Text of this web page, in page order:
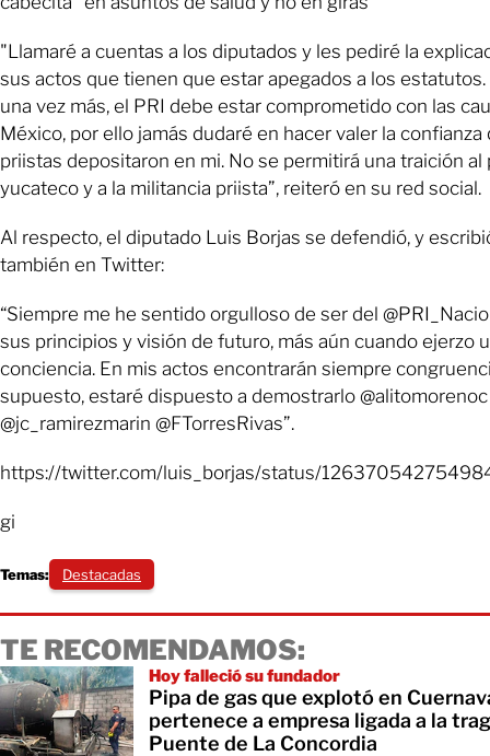
"Llamaré a cuentas a los diputados y les pediré la
sus actos que tienen que estar apegados a los
una vez más, el PRI debe estar comprometido con las
México, por ello jamás dudaré en hacer valer la confianza
priistas depositaron en mi. No se permitirá una traición al
yucateco y a la militancia priista”, reiteró en su red social.
Al respecto, el diputado Luis Borjas se defendió, y
también en Twitter:
“Siempre me he sentido orgulloso de ser del
sus principios y visión de futuro, más aún cuando ejerzo
conciencia. En mis actos encontrarán siempre
supuesto, estaré dispuesto a demostrarlo @alitomorenoc
@jc_ramirezmarin @FTorresRivas”.
https://twitter.com/luis_borjas/status/
gi
Temas: Destacadas
TE RECOMENDAMOS:
Hoy falleció su fundador
Pipa de gas que explotó en
pertenece a empresa ligada a la
Puente de La Concordia